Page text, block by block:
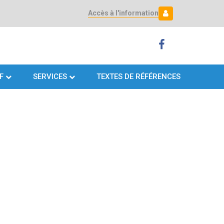
Mon
espace
Mon espace
Accès à l'information
SERVICES TEXTES DE RÉFÉRENCES